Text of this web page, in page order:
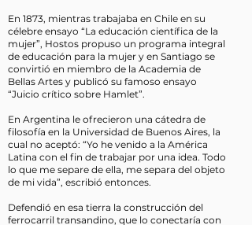
En 1873, mientras trabajaba en Chile en su
célebre ensayo “La educación científica de la
mujer”, Hostos propuso un programa integral
de educación para la mujer y en Santiago se
convirtió en miembro de la Academia de
Bellas Artes y publicó su famoso ensayo
“Juicio crítico sobre Hamlet”.
En Argentina le ofrecieron una cátedra de
filosofía en la Universidad de Buenos Aires, la
cual no aceptó: “Yo he venido a la América
Latina con el fin de trabajar por una idea. Todo
lo que me separe de ella, me separa del objeto
de mi vida”, escribió entonces.
Defendió en esa tierra la construcción del
ferrocarril transandino, que lo conectaría con